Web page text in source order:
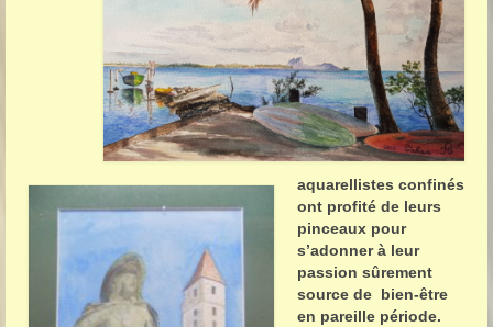
aquarellistes confinés
ont profité de leurs
pinceaux pour
s’adonner à leur
passion sûrement
source de bien-être
en pareille période.